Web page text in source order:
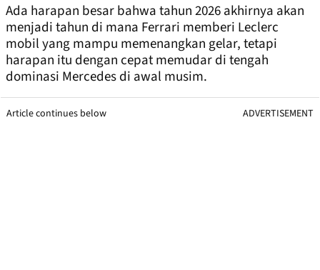
Ada harapan besar bahwa tahun 2026 akhirnya akan
menjadi tahun di mana Ferrari memberi Leclerc
mobil yang mampu memenangkan gelar, tetapi
harapan itu dengan cepat memudar di tengah
dominasi Mercedes di awal musim.
Article continues below ADVERTISEMENT